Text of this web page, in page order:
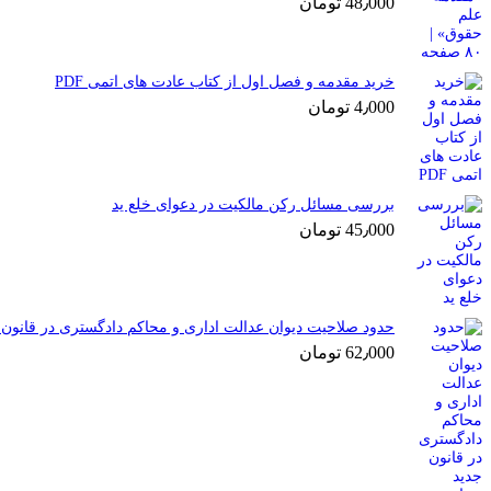
خرید مقدمه و فصل اول از کتاب عادت های اتمی PDF
4٫000 تومان
بررسی مسائل رکن مالکیت در دعوای خلع ید
45٫000 تومان
حدود صلاحیت دیوان عدالت اداری و محاکم دادگستری در قانون
62٫000 تومان